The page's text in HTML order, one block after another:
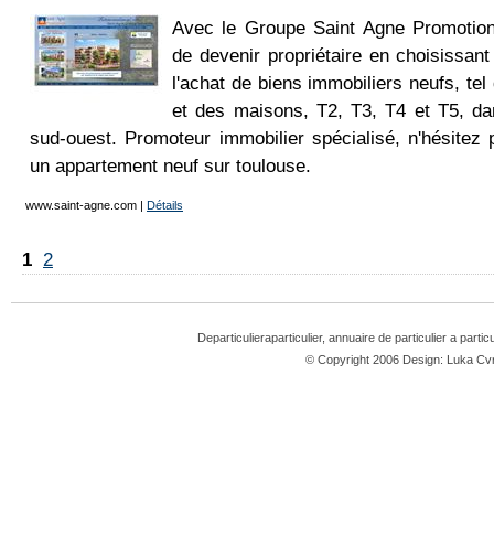
Avec le Groupe Saint Agne
de devenir propriétaire en
l'achat de biens immobiliers neufs, tel
et des maisons, T2, T3, T4 et T5,
sud-ouest. Promoteur immobilier spécialisé,
un appartement neuf sur toulouse.
www.saint-agne.com | Détails
1 2
Departiculieraparticulier, annuaire de particulier a
© Copyright 2006 Design: Luka